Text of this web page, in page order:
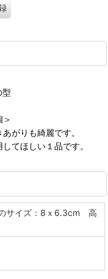
がりも綺麗です。
てほしい１品です。
サイズ：8ｘ6.3cm 高